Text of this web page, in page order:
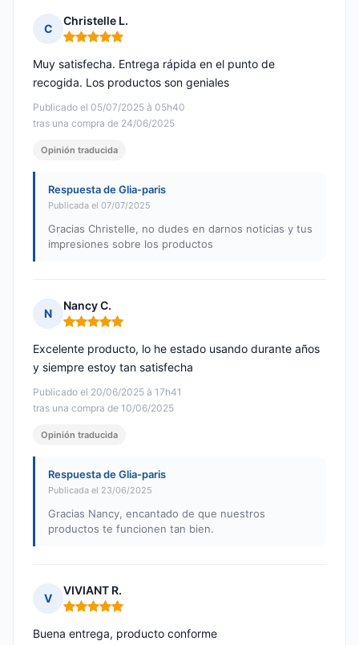
C
Christelle L.
Nota: 5 de 5
Publicado el 05/07/2025 à 05h40
tras una compra de 24/06/2025
Muy satisfecha. Entrega rápida en el punto de
recogida. Los productos son geniales
Opinión traducida
Respuesta de Glia-paris
Publicada el 07/07/2025
Gracias Christelle, no dudes en darnos noticias y tus
impresiones sobre los productos
N
Nancy C.
Nota: 5 de 5
Publicado el 20/06/2025 à 17h41
tras una compra de 10/06/2025
Excelente producto, lo he estado usando durante años
y siempre estoy tan satisfecha
Opinión traducida
Respuesta de Glia-paris
Publicada el 23/06/2025
Gracias Nancy, encantado de que nuestros
productos te funcionen tan bien.
V
VIVIANT R.
Nota: 5 de 5
Buena entrega, producto conforme